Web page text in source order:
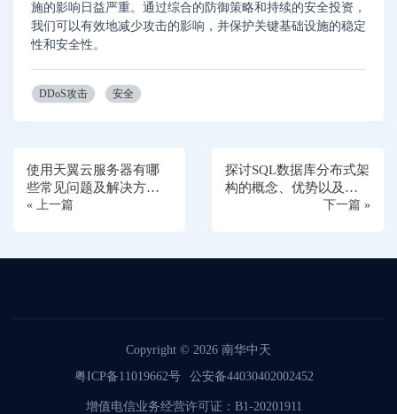
施的影响日益严重。通过综合的防御策略和持续的安全投资，
我们可以有效地减少攻击的影响，并保护关键基础设施的稳定
性和安全性。
DDoS攻击 安全
使用天翼云服务器有哪
些常见问题及解决方
案？
« 上一篇
探讨SQL数据库分布式架
构的概念、优势以及实
下一篇 »
Copyright © 2026 南华中天
粤ICP备11019662号
公安备44030402002452
增值电信业务经营许可证：B1-20201911